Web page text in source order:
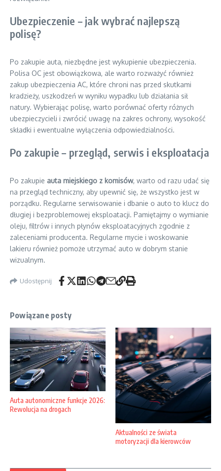
Ubezpieczenie – jak wybrać najlepszą
polisę?
Po zakupie auta, niezbędne jest wykupienie ubezpieczenia.
Polisa OC jest obowiązkowa, ale warto rozważyć również
zakup ubezpieczenia AC, które chroni nas przed skutkami
kradzieży, uszkodzeń w wyniku wypadku lub działania sił
natury. Wybierając polisę, warto porównać oferty różnych
ubezpieczycieli i zwrócić uwagę na zakres ochrony, wysokość
składki i ewentualne wyłączenia odpowiedzialności.
Po zakupie – przegląd, serwis i eksploatacja
Po zakupie auta miejskiego z komisów, warto od razu udać się
na przegląd techniczny, aby upewnić się, że wszystko jest w
porządku. Regularne serwisowanie i dbanie o auto to klucz do
długiej i bezproblemowej eksploatacji. Pamiętajmy o wymianie
oleju, filtrów i innych płynów eksploatacyjnych zgodnie z
zaleceniami producenta. Regularne mycie i woskowanie
lakieru również pomoże utrzymać auto w dobrym stanie
wizualnym.
Udostępnij
Powiązane posty
Auta autonomiczne funkcje 2026:
Rewolucja na drogach
Aktualności ze świata
motoryzacji dla kierowców